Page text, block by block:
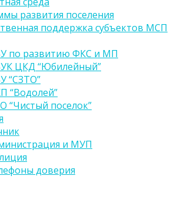
развития поселения
поддержка субъектов МСП
по развитию ФКС и МП
ЦКД “Юбилейный”
“СЗТО”
“Водолей”
“Чистый поселок”
и МУП
доверия